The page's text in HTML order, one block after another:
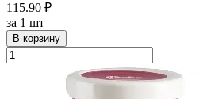
115.90 ₽
за 1 шт
В корзину